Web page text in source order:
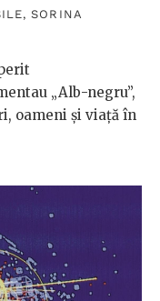
,SORINA
„Alb-negru”,
oameni și viață în